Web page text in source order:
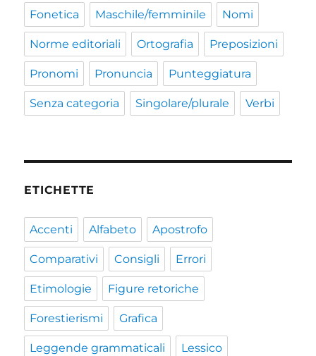
Fonetica Maschile/femminile Nomi
Norme editoriali Ortografia Preposizioni
Pronomi Pronuncia Punteggiatura
Senza categoria Singolare/plurale Verbi
ETICHETTE
Accenti Alfabeto Apostrofo
Comparativi Consigli Errori
Etimologie Figure retoriche
Forestierismi Grafica
Leggende grammaticali Lessico